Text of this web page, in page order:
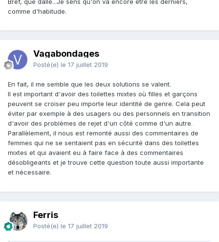
comme d'habitude.
Vagabondages
Posté(e) le 17 juillet 2019
En fait, il me semble que les deux solutions se valent.
Il est important d'avoir des toilettes mixtes où filles et garçons
peuvent se croiser peu importe leur identité de genre. Cela peut
éviter par exemple à des usagers ou des personnels en transition
d'avoir des problèmes de rejet d'un côté comme d'un autre.
Parallèlement, il nous est remonté aussi des commentaires de
femmes qui ne se sentaient pas en sécurité dans des toilettes
mixtes et qui avaient eu à faire face à des commentaires
désobligeants et je trouve cette question toute aussi importante
et nécessaire.
Ferris
Posté(e) le 17 juillet 2019